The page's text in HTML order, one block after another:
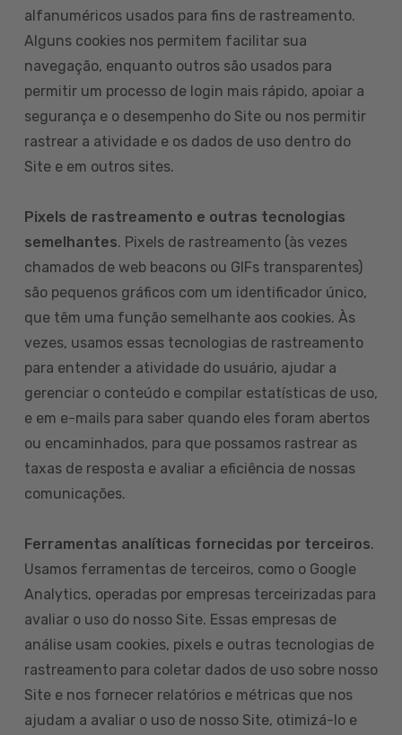
alfanuméricos usados para fins de rastreamento.
Alguns cookies nos permitem facilitar sua
navegação, enquanto outros são usados para
permitir um processo de login mais rápido, apoiar a
segurança e o desempenho do Site ou nos permitir
rastrear a atividade e os dados de uso dentro do
Site e em outros sites.
Pixels de rastreamento e outras tecnologias
semelhantes. Pixels de rastreamento (às vezes
chamados de web beacons ou GIFs transparentes)
são pequenos gráficos com um identificador único,
que têm uma função semelhante aos cookies. Às
vezes, usamos essas tecnologias de rastreamento
para entender a atividade do usuário, ajudar a
gerenciar o conteúdo e compilar estatísticas de uso,
e em e-mails para saber quando eles foram abertos
ou encaminhados, para que possamos rastrear as
taxas de resposta e avaliar a eficiência de nossas
comunicações.
Ferramentas analíticas fornecidas por terceiros.
Usamos ferramentas de terceiros, como o Google
Analytics, operadas por empresas terceirizadas para
avaliar o uso do nosso Site. Essas empresas de
análise usam cookies, pixels e outras tecnologias de
rastreamento para coletar dados de uso sobre nosso
Site e nos fornecer relatórios e métricas que nos
ajudam a avaliar o uso de nosso Site, otimizá-lo e